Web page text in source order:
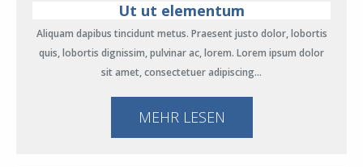
Ut ut elementum
Aliquam dapibus tincidunt metus. Praesent justo dolor, lobortis
quis, lobortis dignissim, pulvinar ac, lorem. Lorem ipsum dolor
sit amet, consectetuer adipiscing…
MEHR LESEN